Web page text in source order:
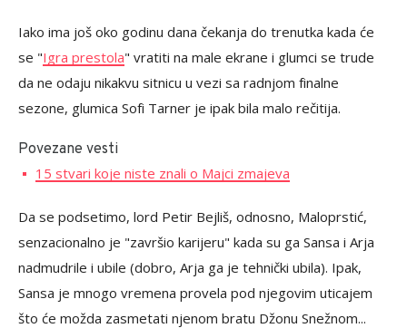
Iako ima još oko godinu dana čekanja do trenutka kada će
se "Igra prestola" vratiti na male ekrane i glumci se trude
da ne odaju nikakvu sitnicu u vezi sa radnjom finalne
sezone, glumica Sofi Tarner je ipak bila malo rečitija.
Povezane vesti
15 stvari koje niste znali o Majci zmajeva
Da se podsetimo, lord Petir Bejliš, odnosno, Maloprstić,
senzacionalno je "završio karijeru" kada su ga Sansa i Arja
nadmudrile i ubile (dobro, Arja ga je tehnički ubila). Ipak,
Sansa je mnogo vremena provela pod njegovim uticajem
što će možda zasmetati njenom bratu Džonu Snežnom...